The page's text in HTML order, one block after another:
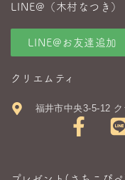
LINE@（木村なつき）
LINE@お友達追加
クリエムティ
福井市中央3-5-12